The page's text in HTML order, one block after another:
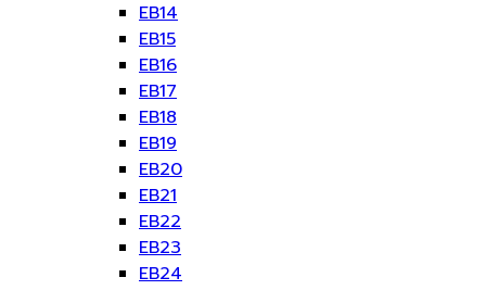
EB14
EB15
EB16
EB17
EB18
EB19
EB20
EB21
EB22
EB23
EB24